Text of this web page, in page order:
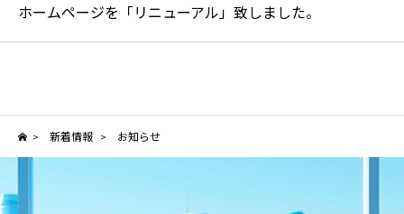
ホームページを「リニューアル」致しました。
> 新着情報 > お知らせ